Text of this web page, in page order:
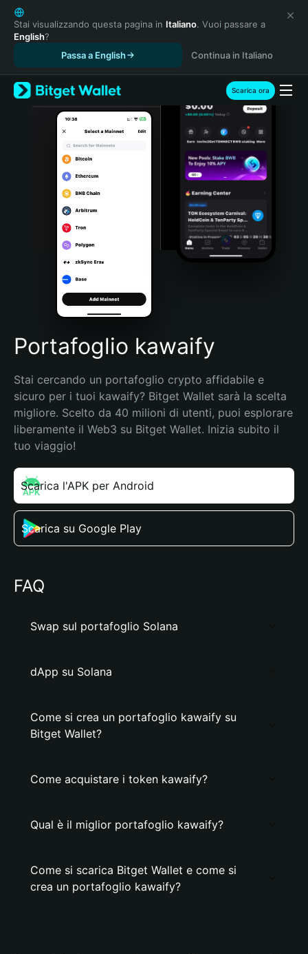
English
日本語
Tiếng Việt
Español (Latinoamérica)
Türkçe
Italiano
Português (Portugal)
Bahasa Indonesia
Português (Brasil)
Español (Argentina)
Stai visualizzando questa pagina in Italiano. Vuoi passare a
English?
Passa a English
Continua in Italiano
Scarica ora
Portafoglio kawaify
Stai cercando un portafoglio crypto affidabile e
sicuro per i tuoi kawaify? Bitget Wallet sarà la scelta
migliore. Scelto da 40 milioni di utenti, puoi esplorare
liberamente il Web3 su Bitget Wallet. Inizia subito il
tuo viaggio!
Scarica l'APK per Android
Scarica su Google Play
FAQ
Swap sul portafoglio Solana
dApp su Solana
Come si crea un portafoglio kawaify su
Bitget Wallet?
Come acquistare i token kawaify?
Qual è il miglior portafoglio kawaify?
Come si scarica Bitget Wallet e come si
crea un portafoglio kawaify?